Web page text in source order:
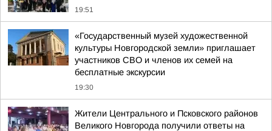
19:51
«Государственный музей художественной
культуры Новгородской земли» приглашает
участников СВО и членов их семей на
бесплатные экскурсии
19:30
Жители Центрального и Псковского районов
Великого Новгорода получили ответы на